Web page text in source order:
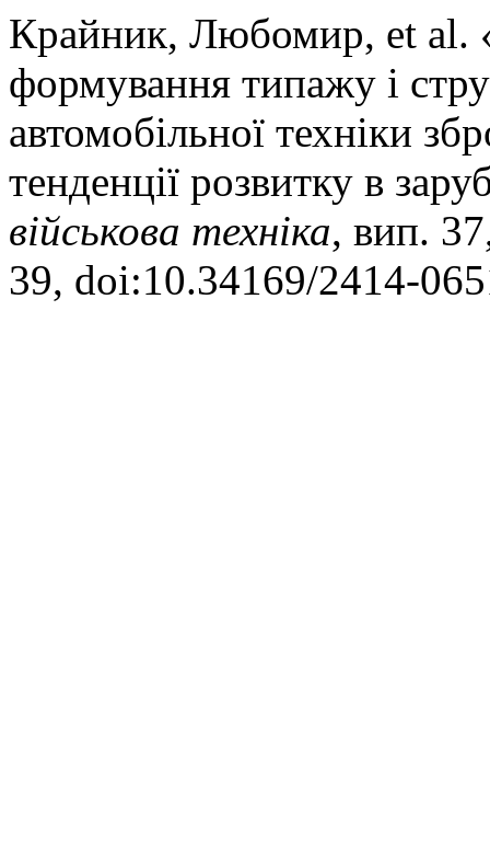
Крайник, Любомир, et al.
формування типажу і
автомобільної техніки
тенденції розвитку в
військова техніка, вип.
39, doi:10.34169/2414-